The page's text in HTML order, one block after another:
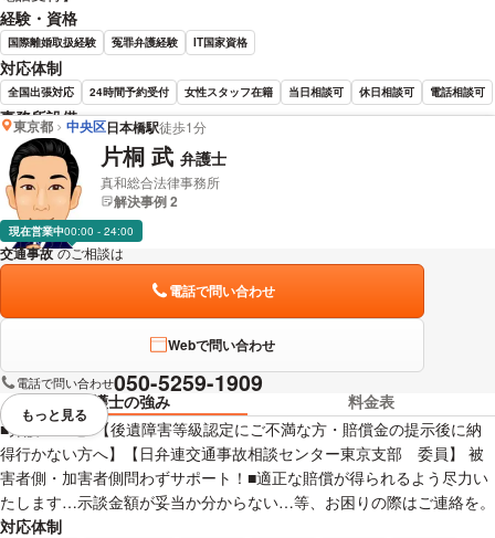
経験・資格
国際離婚取扱経験 冤罪弁護経験 IT国家資格
対応体制
全国出張対応 24時間予約受付 女性スタッフ在籍 当日相談可 休日相談可 電話相談可
事務所設備
完全個室で相談
清水 政史 弁護士の詳細情報を見る
東京都 中央区日本橋駅徒歩1分
片桐 武 弁護士
真和総合法律事務所
解決事例 2
現在営業中00:00 - 24:00
交通事故 のご相談は
電話で問い合わせ
Webで問い合わせ
電話で問い合わせ050-5259-1909
弁護士の強み
料金表
■弁護士直通■【後遺障害等級認定にご不満な方・賠償金の提示後に納
得行かない方へ】【日弁連交通事故相談センター東京支部 委員】 被
害者側・加害者側問わずサポート！■適正な賠償が得られるよう尽力い
たします…示談金額が妥当か分からない…等、お困りの際はご連絡を。
対応体制
視覚的に省略されている要素を
もっと見る